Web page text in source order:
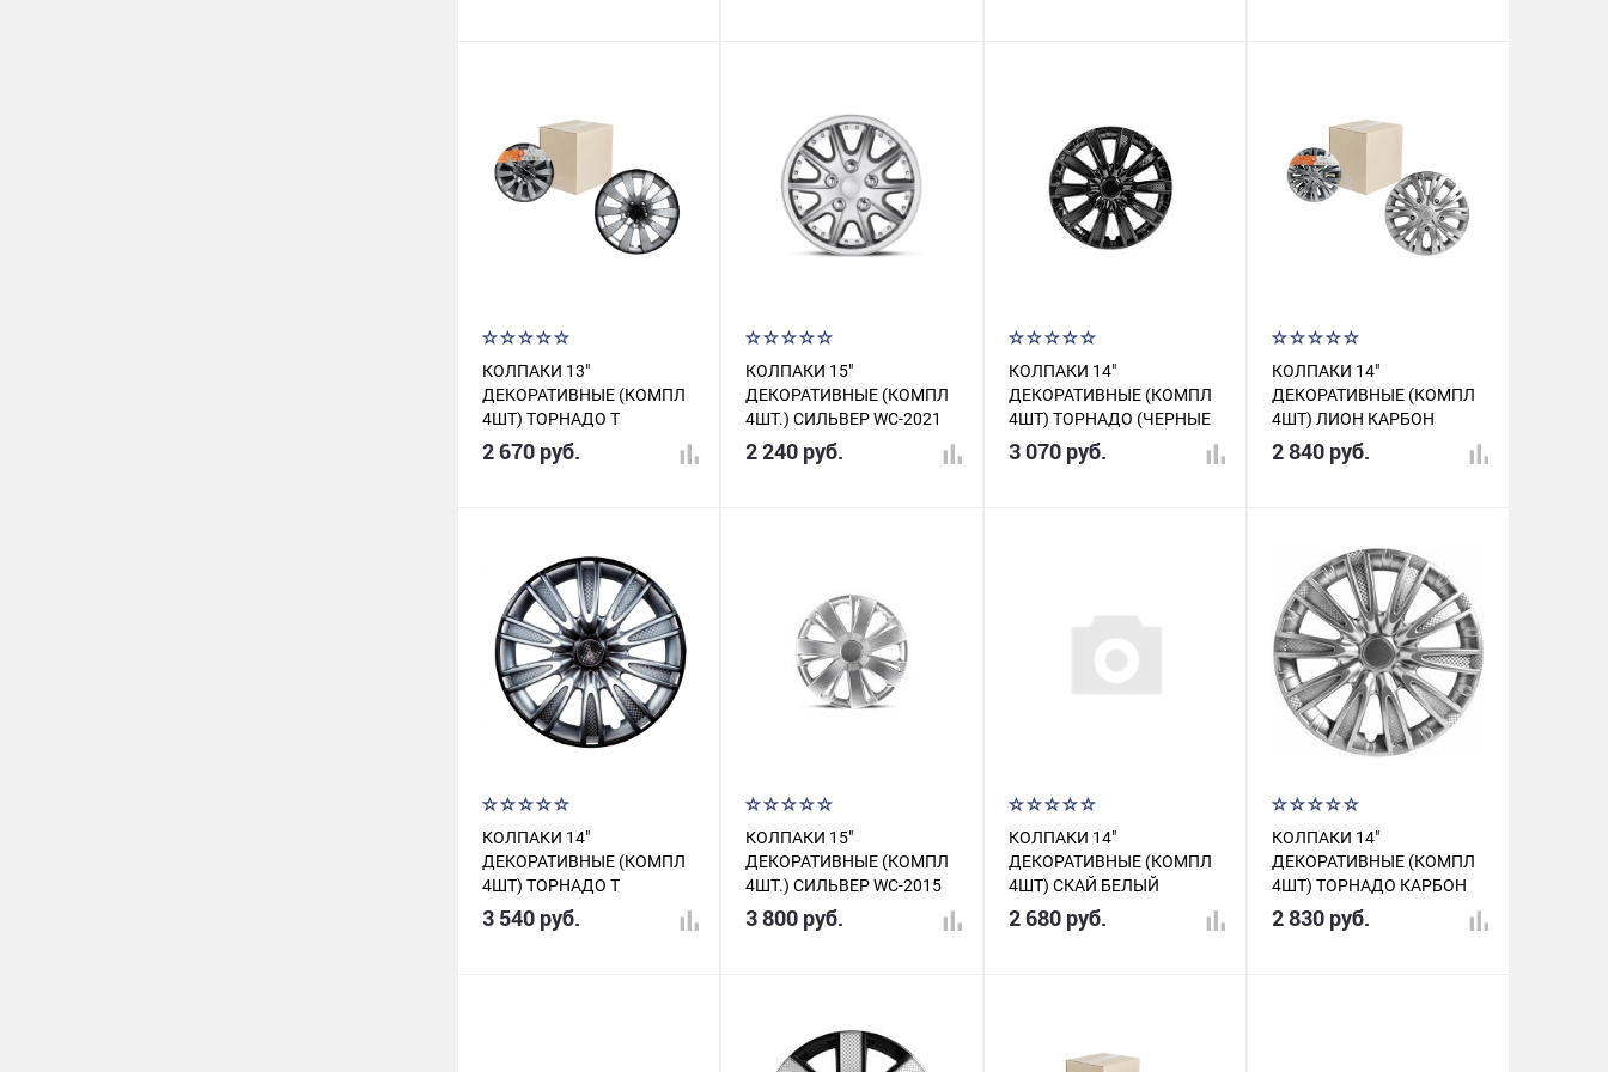
КОЛПАКИ 13"
ДЕКОРАТИВНЫЕ (КОМПЛ
4ШТ) ТОРНАДО T
СЕРЕБРИСТО-ЧЕРНЫЕ-
КАРБОН AIRLINE AWCC-13-
2 670 руб.
КОЛПАКИ 15"
ДЕКОРАТИВНЫЕ (КОМПЛ
4ШТ.) СИЛЬВЕР WC-2021
2 240 руб.
КОЛПАКИ 14"
ДЕКОРАТИВНЫЕ (КОМПЛ
4ШТ) ТОРНАДО (ЧЕРНЫЕ
ГЛЯНЕЦ, КАРБОН)
AWCC1409
3 070 руб.
КОЛПАКИ 14"
ДЕКОРАТИВНЫЕ (КОМПЛ
4ШТ) ЛИОН КАРБОН
AWCC-14-01
2 840 руб.
КОЛПАКИ 14"
ДЕКОРАТИВНЫЕ (КОМПЛ
4ШТ) ТОРНАДО T
СЕРЕБРИСТО-ЧЕРНЫЕ-
КАРБОН AIRLINE
3 540 руб.
КОЛПАКИ 15"
ДЕКОРАТИВНЫЕ (КОМПЛ
4ШТ.) СИЛЬВЕР WC-2015
3 800 руб.
КОЛПАКИ 14"
ДЕКОРАТИВНЫЕ (КОМПЛ
4ШТ) СКАЙ БЕЛЫЙ
AWCC1412
2 680 руб.
КОЛПАКИ 14"
ДЕКОРАТИВНЫЕ (КОМПЛ
4ШТ) ТОРНАДО КАРБОН
AWCC1406
2 830 руб.